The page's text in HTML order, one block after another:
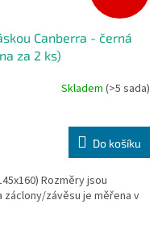
Canberra - černá
za 2 ks)
Skladem (>5 sada)
Do košíku
Rozměry jsou
závěsu je měřena v